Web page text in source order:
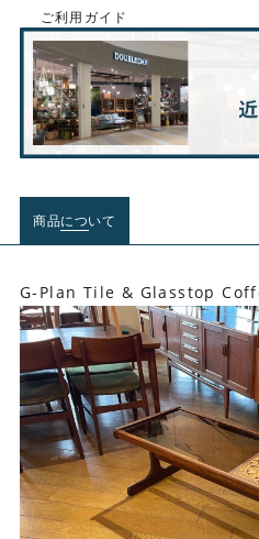
ご利用ガイド
商品について
G-Plan Tile & Glasstop